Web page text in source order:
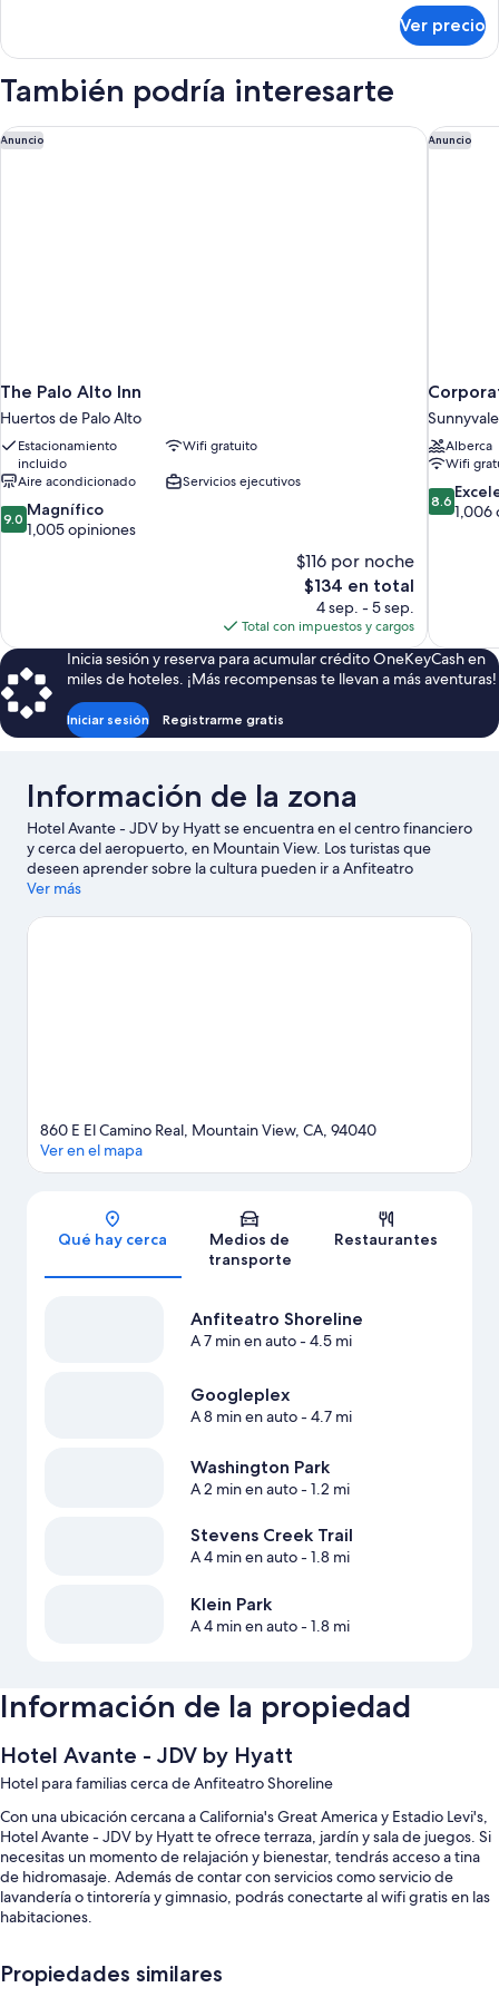
size
1
Queen
Ver precio
También podría interesarte
Anuncio
The Palo Alto Inn
Huertos de Palo Alto
Estacionamiento
incluido
Wifi gratuito
Aire acondicionado
Servicios ejecutivos
9.0
de
9.0 Magnífico
1,005 opiniones
$116 por noche
El
precio
actual
es
de
$134
$134 en total
4 sep. - 5 sep.
Total con impuestos y cargos
The Palo Alto Inn Anuncio
Sunnyvale
Alberca
Wifi
8.6
de
8.6
1,006
Inicia sesión y reserva para acumular crédito OneKeyCash en
miles de hoteles. ¡Más recompensas te llevan a más aventuras!
Iniciar sesión Registrarme gratis
Información de la zona
Hotel Avante - JDV by Hyatt se encuentra en el centro financiero
y cerca del aeropuerto, en Mountain View. Los turistas que
deseen aprender sobre la cultura pueden ir a Anfiteatro
Shoreline, mientras que aquellos que quieran ir de compras
Westfield Valley Fair. ¿Viajas con niños? Incluye en tu itinerario
Ver más
Sección del mapa
860 E El Camino Real, Mountain View, CA, 94040
Ver en el mapa
Qué hay cerca
Medios de
transporte
Restaurantes
Anfiteatro Shoreline
A 7 min en auto- 4.5 mi
Googleplex
A 8 min en auto- 4.7 mi
Washington Park
A 2 min en auto- 1.2 mi
Stevens Creek Trail
A 4 min en auto- 1.8 mi
Klein Park
A 4 min en auto- 1.8 mi
Información de la propiedad
Hotel Avante - JDV by Hyatt
Hotel para familias cerca de Anfiteatro Shoreline
Con una ubicación cercana a California's Great America y Estadio Levi's,
Hotel Avante - JDV by Hyatt te ofrece terraza, jardín y sala de juegos. Si
necesitas un momento de relajación y bienestar, tendrás acceso a tina
de hidromasaje. Además de contar con servicios como servicio de
lavandería o tintorería y gimnasio, podrás conectarte al wifi gratis en las
habitaciones.
Alberca al aire libre con sombrillas
Propiedades similares